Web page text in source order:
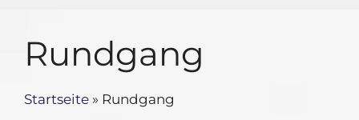
Rundgang
Startseite » Rundgang